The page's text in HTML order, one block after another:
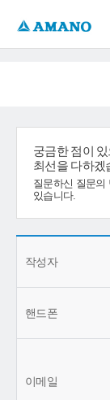
궁금한 점이
최선을 다하겠
질문하신 질문의
있습니다.
작성자
핸드폰
이메일